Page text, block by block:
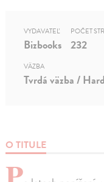
O TITULE
VYDAVATEĽ
Bizbooks
POČET
232
VÄZBA
Tvrdá väzba /